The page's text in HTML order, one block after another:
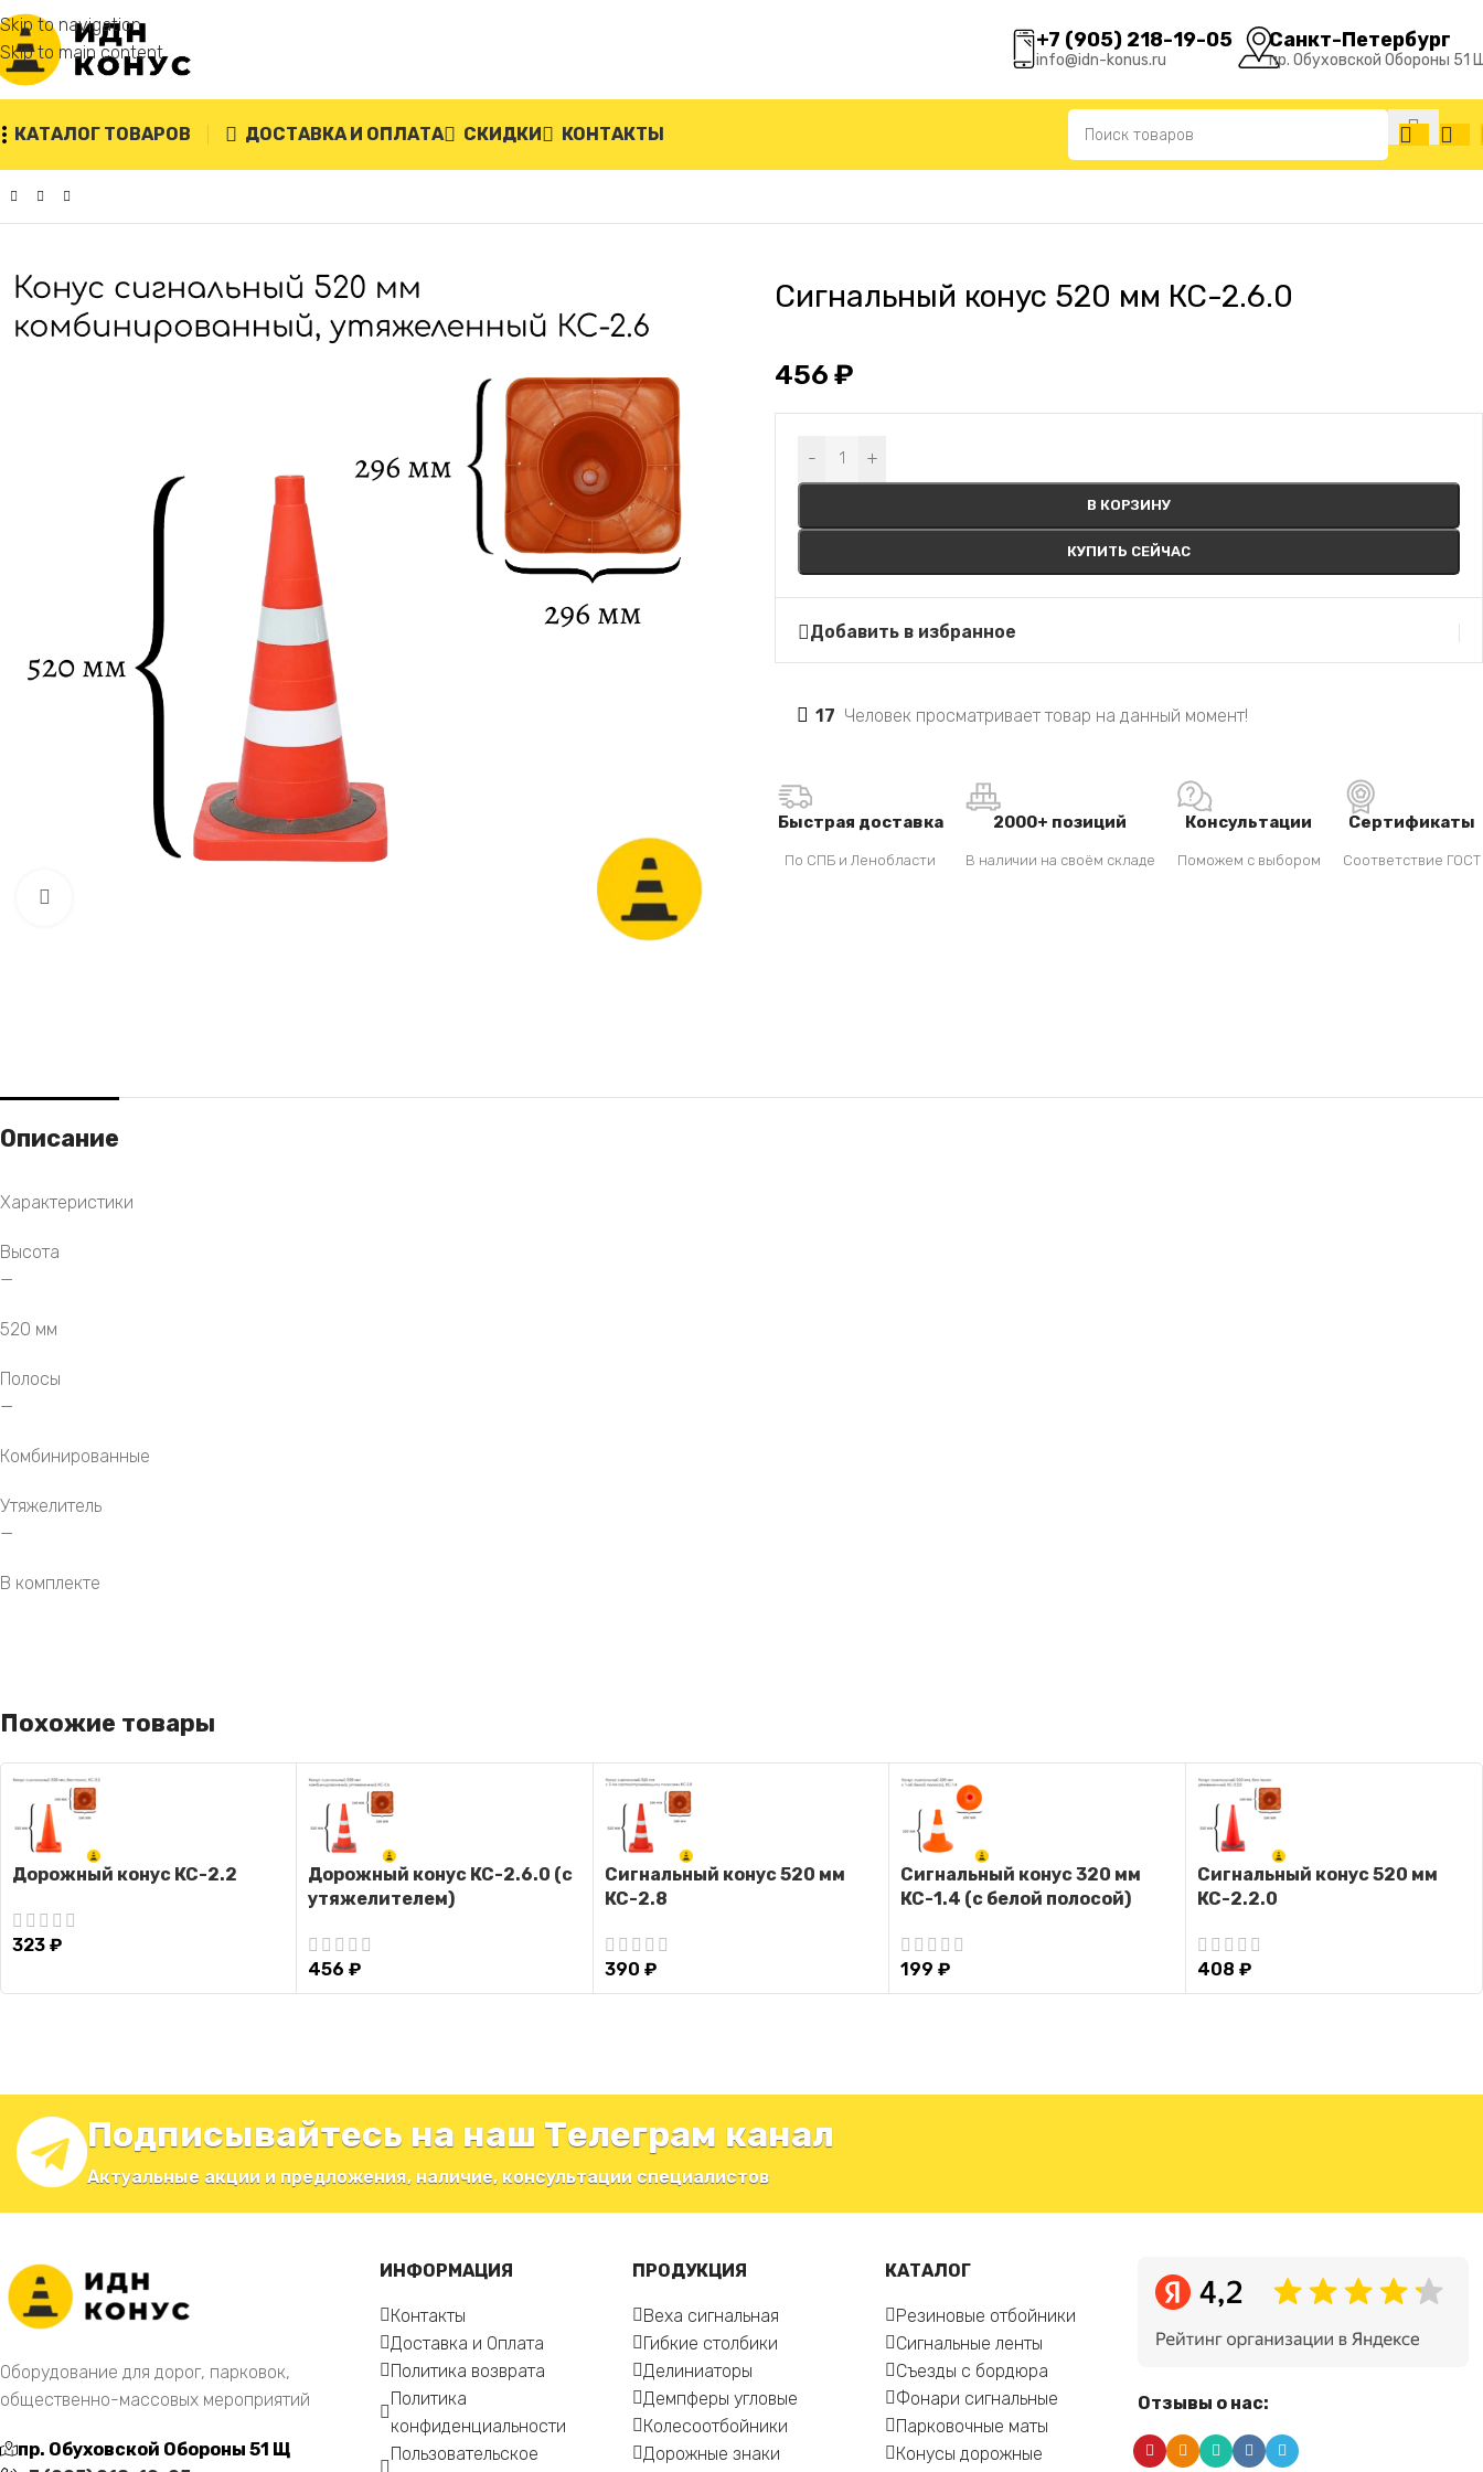
Skip to navigation
Skip to main content
+7 (905) 218-19-05
info@idn-konus.ru
Санкт-Петербург
пр. Обуховской Обороны 51
КАТАЛОГ ТОВАРОВ ДОСТАВКА И ОПЛАТА СКИДКИ
КОНТАКТЫ
Сигнальный конус 520 мм КС-2.6.0
456 ₽
- +
В КОРЗИНУ
КУПИТЬ СЕЙЧАС
Alternative:
Добавить в избранное
17 Человек просматривает товар на данный момент!
Быстрая доставка
По СПБ и Ленобласти
2000+ позиций
В наличии на своём складе
Консультации
Поможем с выбором
Сертификаты
Соответствие ГОСТ
Описание
Характеристики
Высота
—
520 мм
Полосы
—
Комбинированные
Утяжелитель
—
В комплекте
Похожие товары
Дорожный конус КС-2.2
323 ₽
Дорожный конус КС-2.6.0 (с
утяжелителем)
456₽
Сигнальный конус 520 мм
КС-2.8
390 ₽
Сигнальный конус 320 мм
КС-1.4 (с белой полосой)
199₽
Сигнальный конус 520 мм
КС-2.2.0
408 ₽
Подписывайтесь на наш Телеграм канал
Актуальные акции и предложения, наличие, консультации специалистов
Оборудование для дорог, парковок,
общественно-массовых мероприятий
пр. Обуховской Обороны 51 Щ
ИНФОРМАЦИЯ
Контакты
Доставка и Оплата
Политика возврата
Политика
конфиденциальности
Пользовательское
ПРОДУКЦИЯ
Веха сигнальная
Гибкие столбики
Делиниаторы
Демпферы угловые
Колесоотбойники
Дорожные знаки
КАТАЛОГ
Резиновые отбойники
Сигнальные ленты
Съезды с бордюра
Фонари сигнальные
Парковочные маты
Конусы дорожные
Отзывы о нас: